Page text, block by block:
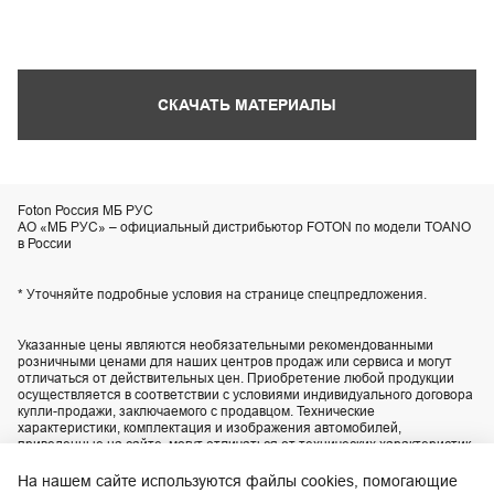
СКАЧАТЬ МАТЕРИАЛЫ
Foton Россия МБ РУС
АО «МБ РУС» – официальный дистрибьютор FOTON по модели TOANO
в России
* Уточняйте подробные условия на странице спецпредложения.
Указанные цены являются необязательными рекомендованными
розничными ценами для наших центров продаж или сервиса и могут
отличаться от действительных цен. Приобретение любой продукции
осуществляется в соответствии с условиями индивидуального договора
купли-продажи, заключаемого с продавцом. Технические
характеристики, комплектация и изображения автомобилей,
приведенные на сайте, могут отличаться от технических характеристик,
Российскую Федерацию. Актуальную информацию уточняйте по
На нашем сайте используются файлы cookies, помогающие